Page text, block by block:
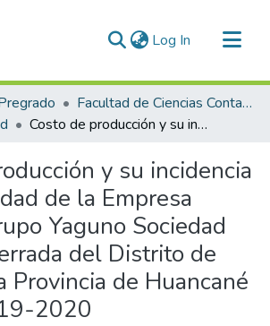
Log In (current)
Facultad de Ciencias Contables y Financieras
Costo de producción y su incidencia en rentabilidad de la Empresa Quesera Grupo Yaguno Sociedad Anónima Cerrada del Distrito de Taraco de la Provincia de Huancané periodo 2019-2020
y su incidencia
de la Empresa
Yaguno Sociedad
del Distrito de
Provincia de Huancané
2020